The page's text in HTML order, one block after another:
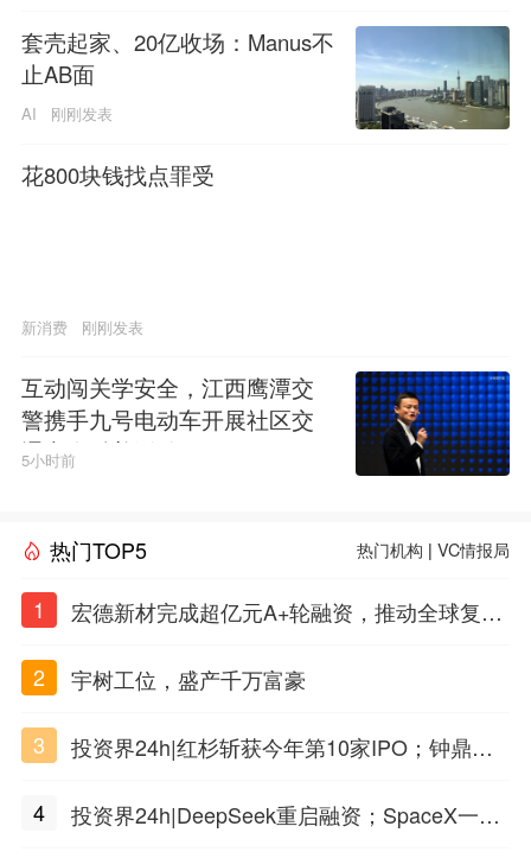
套壳起家、20亿收场：Manus不
止AB面
AI 刚刚发表
花800块钱找点罪受
新消费 刚刚发表
互动闯关学安全，江西鹰潭交
警携手九号电动车开展社区交
通安全科普活动
5小时前
热门TOP5 热门机构 |VC情报局
1
宏德新材完成超亿元A+轮融资，推动全球复合
2
宇树工位，盛产千万富豪
3
投资界24h|红杉斩获今年第10家IPO；钟鼎投
水
4
投资界24h|DeepSeek重启融资；SpaceX一夜